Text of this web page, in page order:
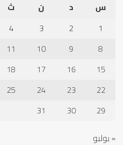
س
د ن ث
1
2
3
4
8
9
10
11
15
16
17
18
22
23
24
25
29
30
31
« يوليو